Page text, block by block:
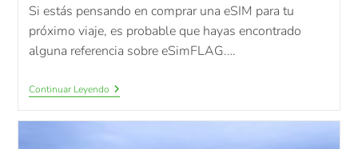
Si estás pensando en comprar una eSIM para tu
próximo viaje, es probable que hayas encontrado
alguna referencia sobre eSimFLAG.…
Continuar Leyendo